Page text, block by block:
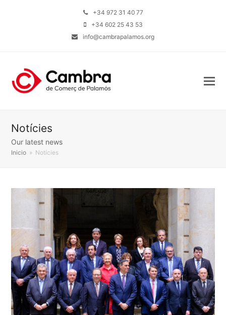
+34 972 31 40 77
+34 602 25 43 53
info@cambrapalamos.org
Notícies
Our latest news
Inicio » Notícies